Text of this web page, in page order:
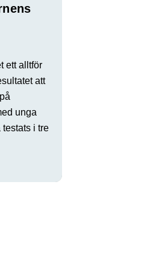
ett alltför
att
unga
testats i tre